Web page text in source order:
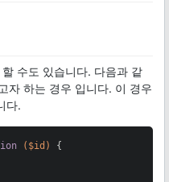
수도 있습니다. 다음과 같
자 하는 경우 입니다. 이 경우
다.
($id)
{